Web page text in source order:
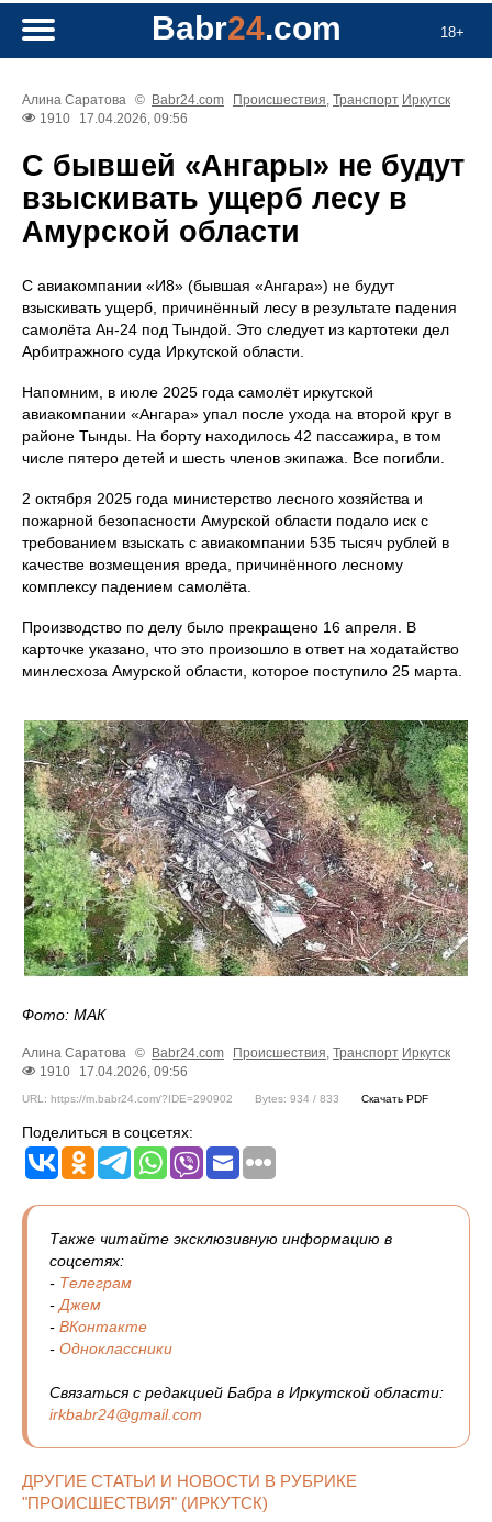
18+
Babr24.com
Алина Саратова © Babr24.com Происшествия, Транспорт Иркутск
1910
17.04.2026, 09:56
С бывшей «Ангары» не будут
взыскивать ущерб лесу в
Амурской области
С авиакомпании «И8» (бывшая «Ангара») не будут
взыскивать ущерб, причинённый лесу в результате падения
самолёта Ан‑24 под Тындой. Это следует из картотеки дел
Арбитражного суда Иркутской области.
Напомним, в июле 2025 года самолёт иркутской
авиакомпании «Ангара» упал после ухода на второй круг в
районе Тынды. На борту находилось 42 пассажира, в том
числе пятеро детей и шесть членов экипажа. Все погибли.
2 октября 2025 года министерство лесного хозяйства и
пожарной безопасности Амурской области подало иск с
требованием взыскать с авиакомпании 535 тысяч рублей в
качестве возмещения вреда, причинённого лесному
комплексу падением самолёта.
Производство по делу было прекращено 16 апреля. В
карточке указано, что это произошло в ответ на ходатайство
минлесхоза Амурской области, которое поступило 25 марта.
Фото: МАК
Алина Саратова © Babr24.com Происшествия, Транспорт Иркутск
1910
17.04.2026, 09:56
URL: https://m.babr24.com/?IDE=290902 Bytes: 934 / 833 Скачать PDF
Поделиться в соцсетях:
Также читайте эксклюзивную информацию в
соцсетях:
- Телеграм
- Джем
- ВКонтакте
- Одноклассники
Связаться с редакцией Бабра в Иркутской области:
irkbabr24@gmail.com
ДРУГИЕ СТАТЬИ И НОВОСТИ В РУБРИКЕ
"ПРОИСШЕСТВИЯ" (ИРКУТСК)